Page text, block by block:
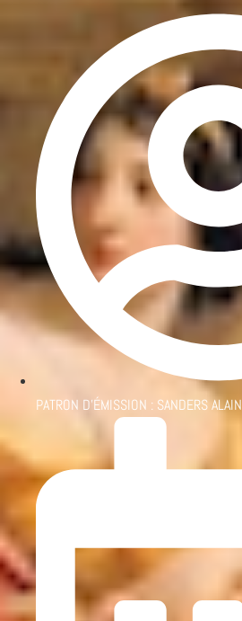
PATRON D'ÉMISSION : SANDERS ALAIN